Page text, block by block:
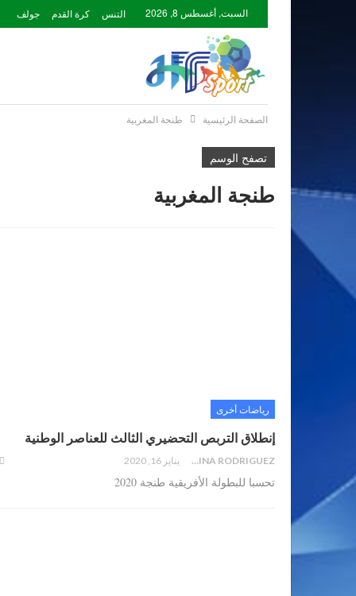
السبت, أغسطس 8, 2026 التنس كرة القدم جولف
الصفحة الرئيسية طنجة المغربية
تصفح الوسم
طنجة المغربية
رياضات أخرى
إنطلاق التربص التحضيري الثالث للعناصر الوطنية
PAULINA RODRIGUEZ يناير 16, 2020
تحسبا للبطولة الأفريقية طنجة 2020